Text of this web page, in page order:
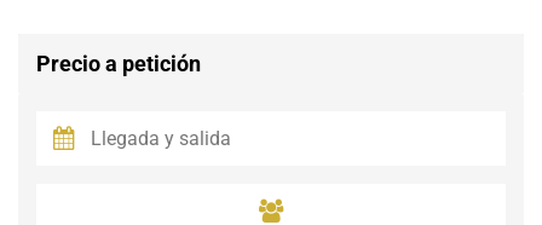
Precio a petición